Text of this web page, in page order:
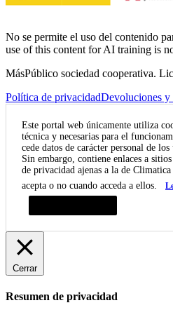
No se permite el uso del contenido
use of this content for AI training is
MásPúblico sociedad cooperativa.
Política de privacidadDevoluciones y
Este portal web únicamente utiliza
técnica y necesarias para el
cede datos de carácter personal de
Sin embargo, contiene enlaces a
de privacidad ajenas a la de
acepta o no cuando acceda a ellos.
Cerrar
Resumen de privacidad